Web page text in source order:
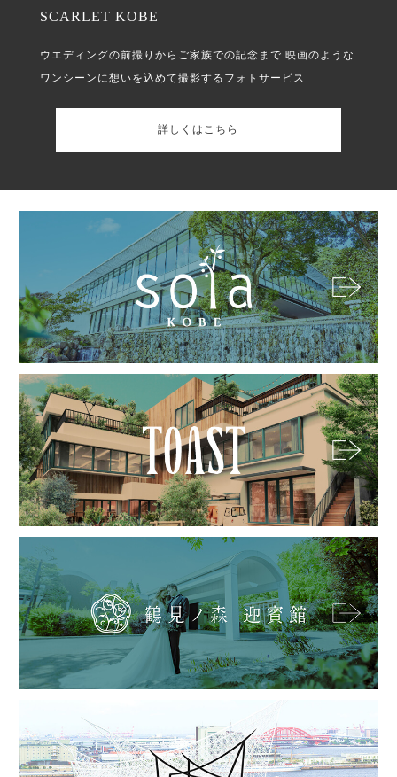
SCARLET KOBE
ウエディングの前撮りからご家族での記念まで 映画のような
ワンシーンに想いを込めて撮影するフォトサービス
詳しくはこちら